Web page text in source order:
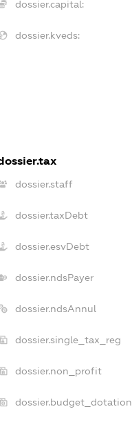
dossier.capital:
dossier.kveds:
dossier.staff
dossier.taxDebt
dossier.esvDebt
dossier.ndsPayer
dossier.ndsAnnul
dossier.single_tax_reg
dossier.non_profit
dossier.budget_dotation